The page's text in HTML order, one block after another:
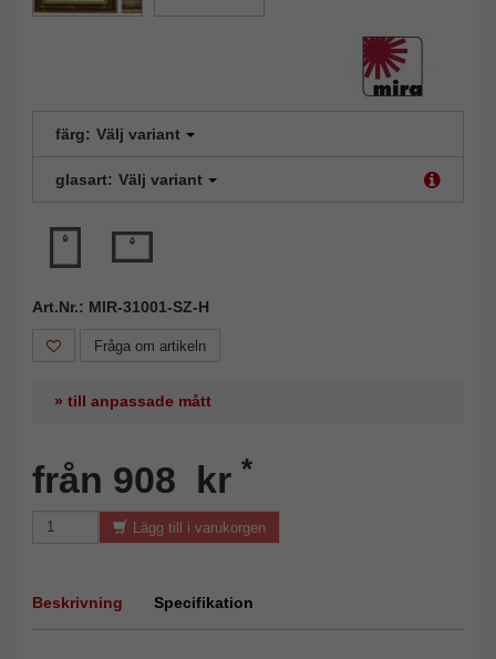
färg: Välj variant
glasart: Välj variant
Art.Nr.: MIR-31001-SZ-H
Fråga om artikeln
» till anpassade mått
från 908 kr *
Lägg till i varukorgen
Beskrivning Specifikation